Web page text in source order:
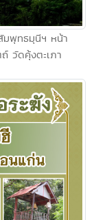
พุทธมุนีฯ หน้า
วัดคุ้งตะเภา